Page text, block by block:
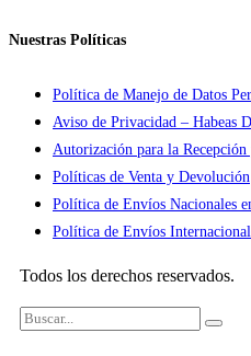
Nuestras Políticas
Política de Manejo de Datos
Aviso de Privacidad – Habeas
Autorización para la
Políticas de Venta y Devolución
Política de Envíos Nacionales
Política de Envíos
Todos los derechos reservados.